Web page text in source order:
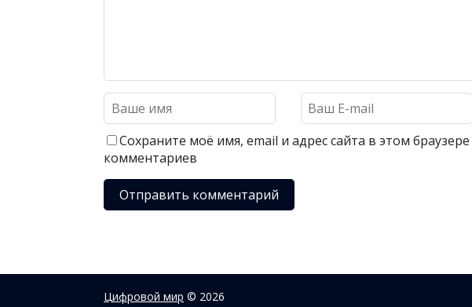
Сохраните моё имя, email и адрес сайта в этом
комментариев
Цифровой мир © 2026